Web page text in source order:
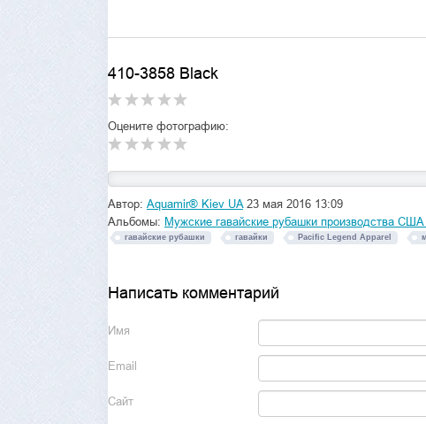
410-3858 Black
Оцените фотографию:
Автор: Aquamir® Kiev UA23 мая 2016 13:09
Альбомы: Мужские гавайские рубашки производства
гавайские рубашки гавайки Pacific Legend Apparel
Написать комментарий
Имя
Email
Сайт